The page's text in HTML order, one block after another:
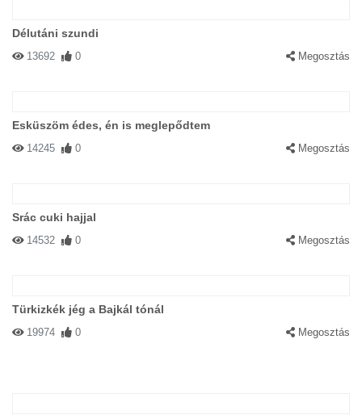
Délutáni szundi
13692 0 Megosztás
Esküszöm édes, én is meglepődtem
14245 0 Megosztás
Srác cuki hajjal
14532 0 Megosztás
Türkizkék jég a Bajkál tónál
19974 0 Megosztás